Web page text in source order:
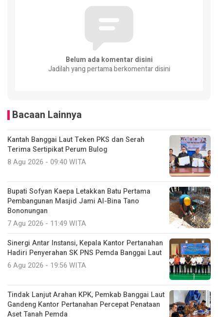
Belum ada komentar disini
Jadilah yang pertama berkomentar disini
Bacaan Lainnya
Kantah Banggai Laut Teken PKS dan Serah
Terima Sertipikat Perum Bulog
8 Agu 2026 - 09:40 WITA
Bupati Sofyan Kaepa Letakkan Batu Pertama
Pembangunan Masjid Jami Al-Bina Tano
Bononungan
7 Agu 2026 - 11:49 WITA
Sinergi Antar Instansi, Kepala Kantor Pertanahan
Hadiri Penyerahan SK PNS Pemda Banggai Laut
6 Agu 2026 - 19:56 WITA
Tindak Lanjut Arahan KPK, Pemkab Banggai Laut
Gandeng Kantor Pertanahan Percepat Penataan
Aset Tanah Pemda